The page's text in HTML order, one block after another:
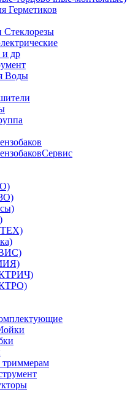
Герметиков
Стеклорезы
и др
Воды
триммерам